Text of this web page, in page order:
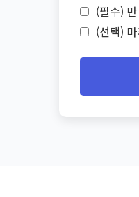
(필수)
(선택)